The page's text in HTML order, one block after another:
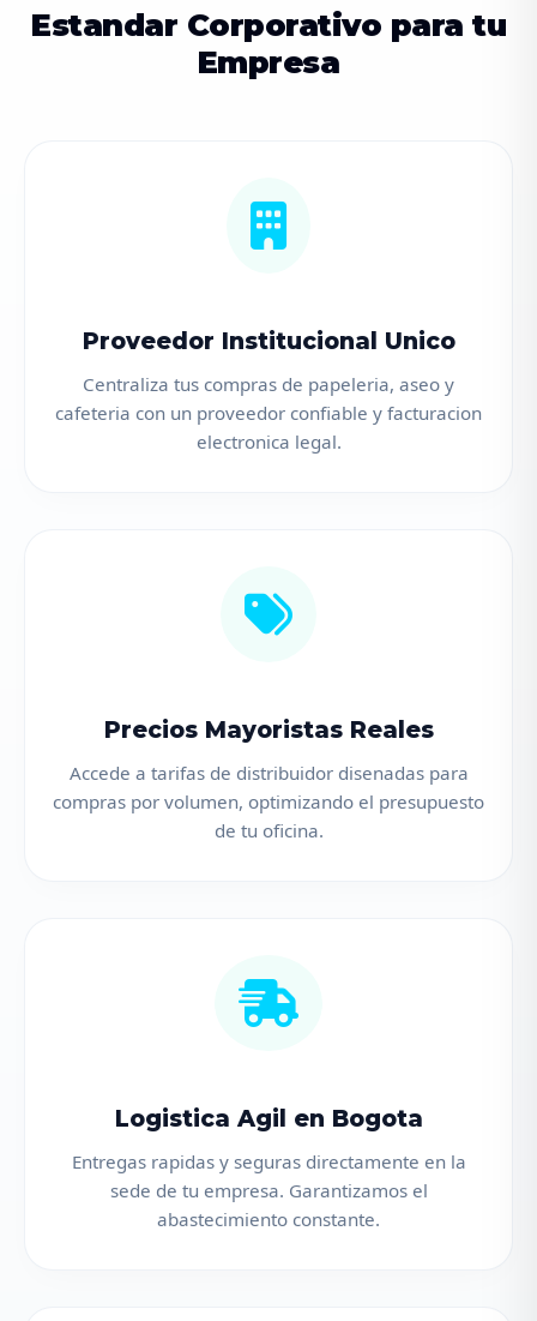
Estandar Corporativo para tu
Empresa
Proveedor Institucional Unico
Centraliza tus compras de papeleria, aseo y
cafeteria con un proveedor confiable y facturacion
electronica legal.
Precios Mayoristas Reales
Accede a tarifas de distribuidor disenadas para
compras por volumen, optimizando el presupuesto
de tu oficina.
Logistica Agil en Bogota
Entregas rapidas y seguras directamente en la
sede de tu empresa. Garantizamos el
abastecimiento constante.